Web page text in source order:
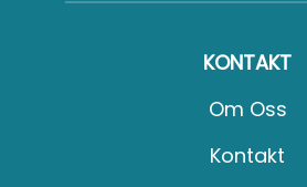
KONTAKT
Om Oss
Kontakt